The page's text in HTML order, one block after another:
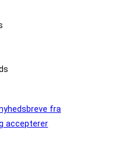
fra
accepterer